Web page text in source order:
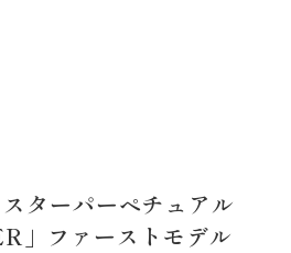
ターパーペチュアル
」ファーストモデル